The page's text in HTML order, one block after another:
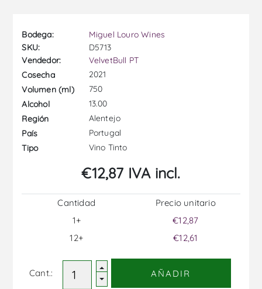
Bodega:
Miguel Louro Wines
SKU:
D5713
Vendedor:
VelvetBull PT
Cosecha
2021
Volumen (ml)
750
Alcohol
13.00
Región
Alentejo
País
Portugal
Tipo
Vino Tinto
€12,87 IVA incl.
Cantidad
1+
12+
Precio unitario
€12,87
€12,61
Cant.: AÑADIR